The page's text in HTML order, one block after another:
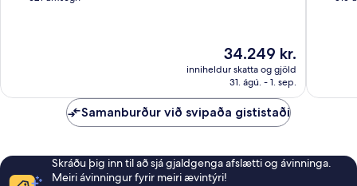
Verðið
er
34.249 kr.
34.249 kr.
inniheldur skatta og gjöld
31. ágú. - 1. sep.
Samanburður við svipaða gististaði
Skráðu þig inn til að sjá gjaldgenga afslætti og ávinninga.
Meiri ávinningur fyrir meiri ævintýri!